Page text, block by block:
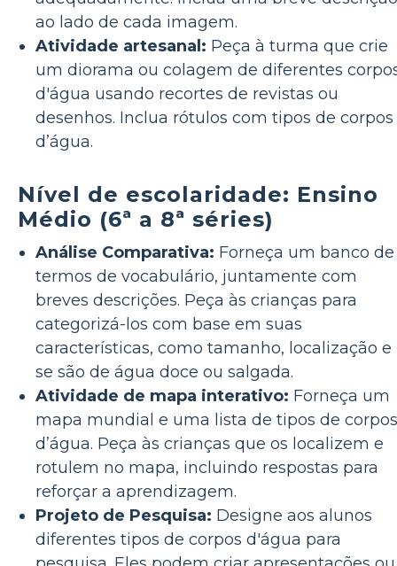
ao lado de cada imagem.
Atividade artesanal: Peça à turma que crie
um diorama ou colagem de diferentes
d'água usando recortes de revistas ou
desenhos. Inclua rótulos com tipos de corpos
d’água.
Nível de escolaridade: Ensino
Médio (6ª a 8ª séries)
Análise Comparativa: Forneça um banco de
termos de vocabulário, juntamente com
breves descrições. Peça às crianças para
categorizá-los com base em suas
características, como tamanho, localização e
se são de água doce ou salgada.
Atividade de mapa interativo: Forneça um
mapa mundial e uma lista de tipos de corpos
d’água. Peça às crianças que os localizem e
rotulem no mapa, incluindo respostas para
reforçar a aprendizagem.
Projeto de Pesquisa: Designe aos alunos
diferentes tipos de corpos d'água para